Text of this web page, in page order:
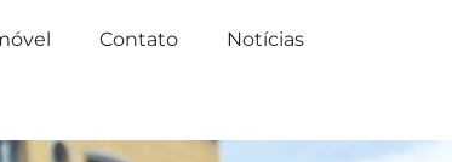
Contato Notícias